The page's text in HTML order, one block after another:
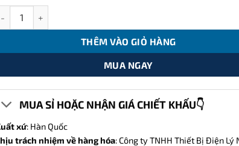
2.520.000 ₫.là:
1.260.000 ₫.
THÊM VÀO GIỎ HÀNG
MUA NGAY
MUA SỈ HOẶC NHẬN GIÁ CHIẾT KHẤU👇
xứ: Hàn Quốc
trách nhiệm về hàng hóa: Công ty TNHH Thiết Bị Điện Lý